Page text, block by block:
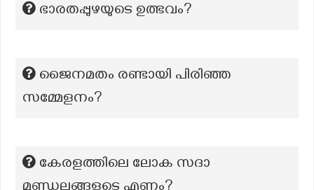
ഭാരതപ്പുഴയുടെ ഉത്ഭവം?
ജൈനമതം രണ്ടായി പിരിഞ്ഞ
സമ്മേളനം?
കേരളത്തിലെ ലോക സദാ